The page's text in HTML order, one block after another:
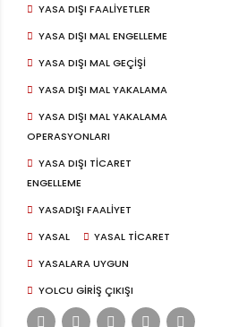
YASA DIŞI FAALIYETLER
YASA DIŞI MAL ENGELLEME
YASA DIŞI MAL GEÇIŞI
YASA DIŞI MAL YAKALAMA
YASA DIŞI MAL YAKALAMA
OPERASYONLARI
YASA DIŞI TICARET
ENGELLEME
YASADIŞI FAALIYET
YASAL
YASAL TICARET
YASALARA UYGUN
YOLCU GIRIŞ ÇIKIŞI